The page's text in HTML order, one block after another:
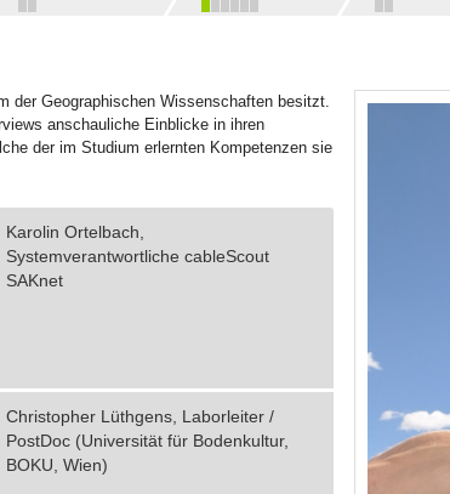
der Geographischen Wissenschaften besitzt.
anschauliche Einblicke in ihren
der im Studium erlernten Kompetenzen sie
Karolin Ortelbach,
Systemverantwortliche cableScout
SAKnet
Christopher Lüthgens, Laborleiter /
PostDoc (Universität für Bodenkultur,
BOKU, Wien)